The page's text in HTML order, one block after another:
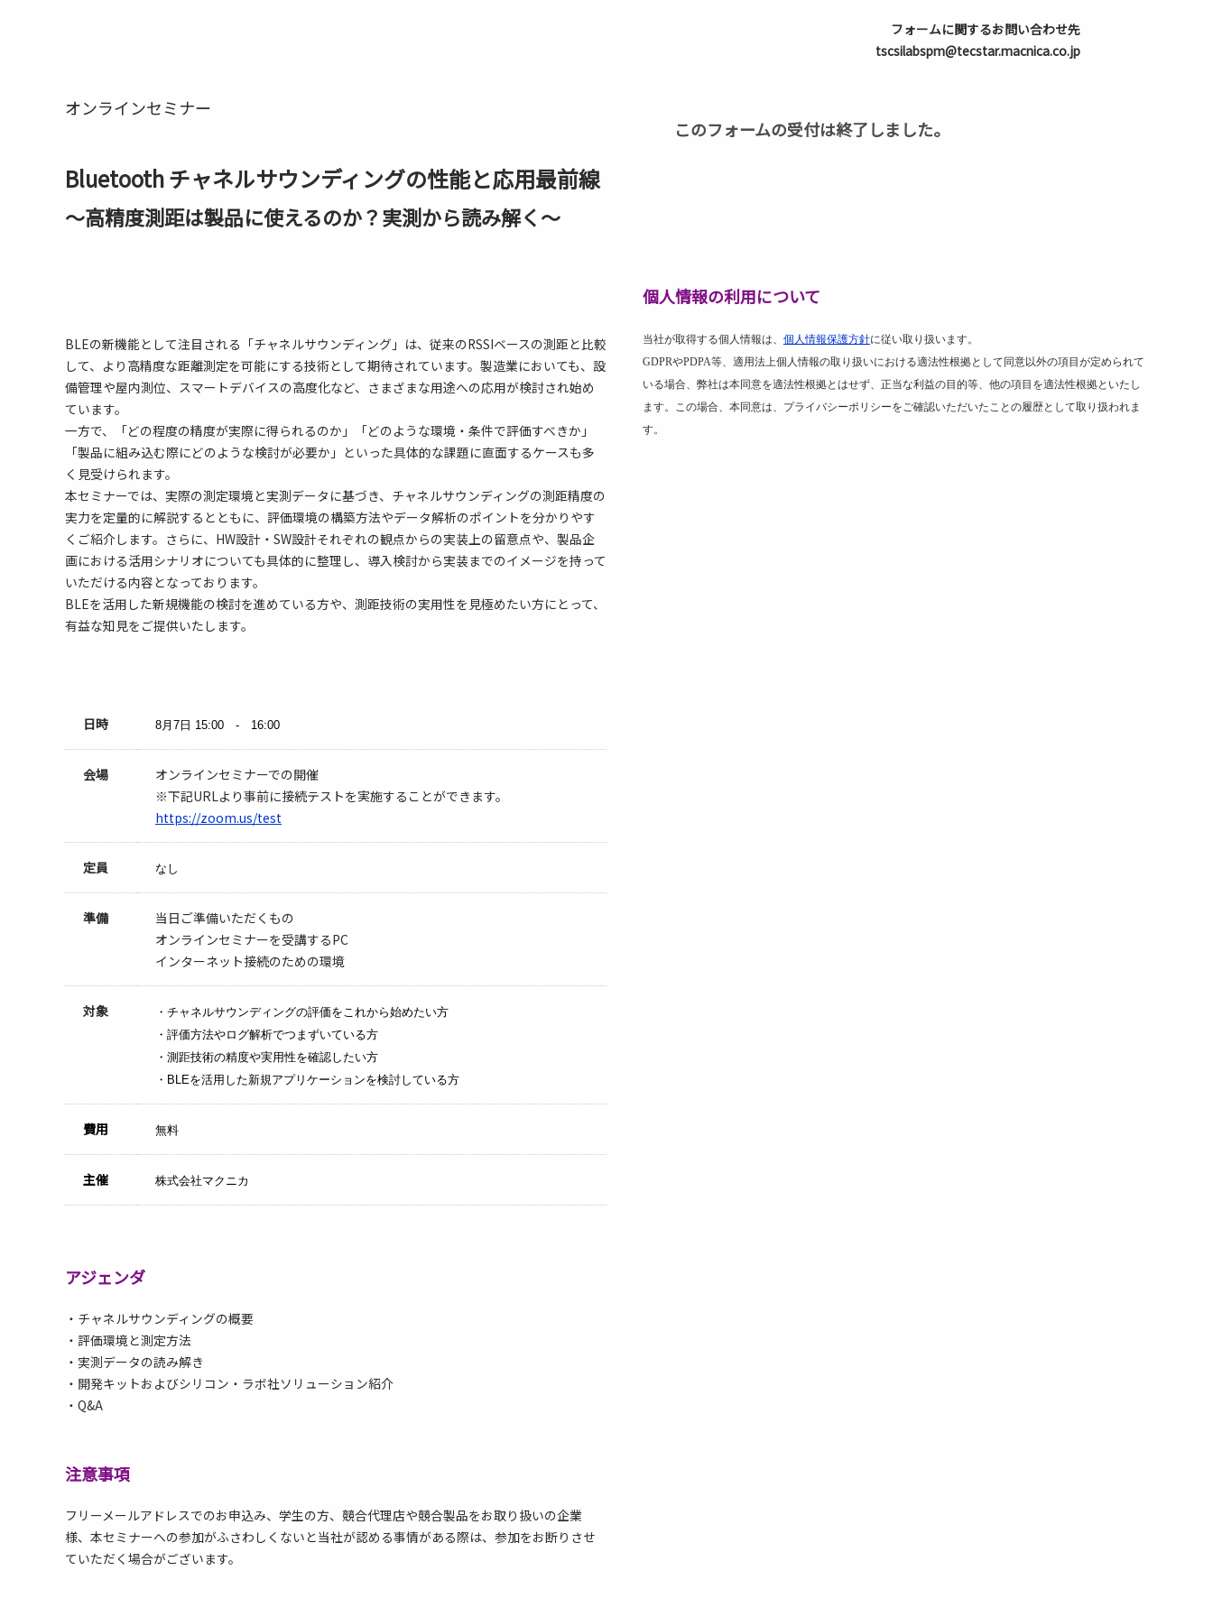
オンラインセミナー
Bluetooth チャネルサウンディングの性能と応用最前線
～高精度測距は製品に使えるのか？実測から読み解く～
BLEの新機能として注目される「チャネルサウンディング」は、従来のRSSIベースの測距と比較
して、より高精度な距離測定を可能にする技術として期待されています。製造業においても、設
備管理や屋内測位、スマートデバイスの高度化など、さまざまな用途への応用が検討され始め
ています。
一方で、「どの程度の精度が実際に得られるのか」「どのような環境・条件で評価すべきか」
「製品に組み込む際にどのような検討が必要か」といった具体的な課題に直面するケースも多
く見受けられます。
本セミナーでは、実際の測定環境と実測データに基づき、チャネルサウンディングの測距精度の
実力を定量的に解説するとともに、評価環境の構築方法やデータ解析のポイントを分かりやす
くご紹介します。さらに、HW設計・SW設計それぞれの観点からの実装上の留意点や、製品企
画における活用シナリオについても具体的に整理し、導入検討から実装までのイメージを持って
いただける内容となっております。
BLEを活用した新規機能の検討を進めている方や、測距技術の実用性を見極めたい方にとって、
有益な知見をご提供いたします。
日時 8月7日 15:00 - 16:00
会場
オンラインセミナーでの開催
※下記URLより事前に接続テストを実施することができます。
https://zoom.us/test
定員 なし
準備
当日ご準備いただくもの
オンラインセミナーを受講するPC
インターネット接続のための環境
対象
・チャネルサウンディングの評価をこれから始めたい方
・評価方法やログ解析でつまずいている方
・測距技術の精度や実用性を確認したい方
・BLEを活用した新規アプリケーションを検討している方
費用 無料
主催 株式会社マクニカ
アジェンダ
・チャネルサウンディングの概要
・評価環境と測定方法
・実測データの読み解き
・開発キットおよびシリコン・ラボ社ソリューション紹介
・Q&A
注意事項
フリーメールアドレスでのお申込み、学生の方、競合代理店や競合製品をお取り扱いの企業
様、本セミナーへの参加がふさわしくないと当社が認める事情がある際は、参加をお断りさせ
ていただく場合がございます。
フォームに関するお問い合わせ先
tscsilabspm@tecstar.macnica.co.jp
このフォームの受付は終了しました。
個人情報の利用について
当社が取得する個人情報は、 個人情報保護方針に従い取り扱います。
GDPRやPDPA等、適用法上個人情報の取り扱いにおける適法性根拠として同意以外の項目が定められて
いる場合、弊社は本同意を適法性根拠とはせず、正当な利益の目的等、他の項目を適法性根拠といたし
ます。この場合、本同意は、プライバシーポリシーをご確認いただいたことの履歴として取り扱われま
す。